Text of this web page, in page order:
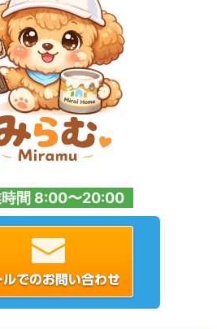
時間 8:00〜20:00